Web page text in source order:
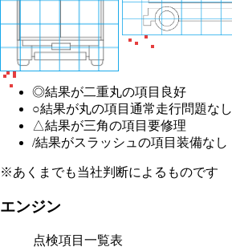
◎結果が二重丸の項目 良好
○結果が丸の項目 通常走行問題なし
△結果が三角の項目 要修理
/結果がスラッシュの項目 装備なし
※あくまでも当社判断によるものです
エンジン
点検項目一覧表